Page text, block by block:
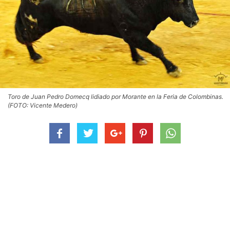
Toro de Juan Pedro Domecq lidiado por Morante en la Feria de Colombinas.
(FOTO: Vicente Medero)